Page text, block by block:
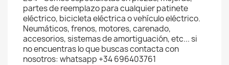
partes de reemplazo para cualquier patinete
eléctrico, bicicleta eléctrica o vehículo eléctrico.
Neumáticos, frenos, motores, carenado,
accesorios, sistemas de amortiguación, etc... si
no encuentras lo que buscas contacta con
nosotros: whatsapp +34 696403761